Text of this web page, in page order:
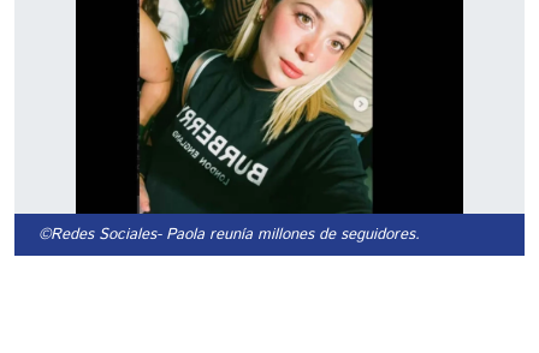
©Redes Sociales- Paola reunía millones de seguidores.